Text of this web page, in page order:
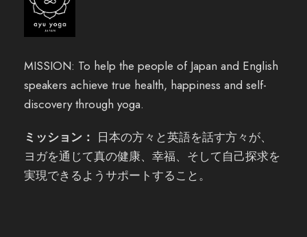
MISSION: To help the people of Japan and English
speakers achieve true health, happiness and self-
discovery through yoga.
ミッション： 日本の方々と英語を話す方々が、
ヨガを通じて真の健康、幸福、そして自己探求を
実現できるようサポートすること。